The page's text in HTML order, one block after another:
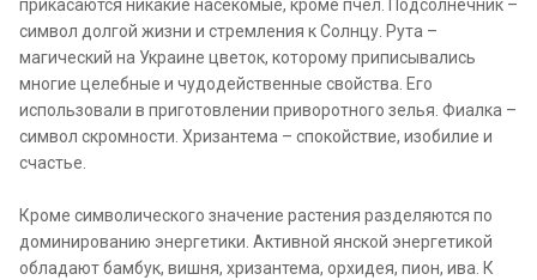
прикасаются никакие насекомые, кроме пчёл. Подсолнечник –
символ долгой жизни и стремления к Солнцу. Рута –
магический на Украине цветок, которому приписывались
многие целебные и чудодейственные свойства. Его
использовали в приготовлении приворотного зелья. Фиалка –
символ скромности. Хризантема – спокойствие, изобилие и
счастье.
Кроме символического значение растения разделяются по
доминированию энергетики. Активной янской энергетикой
обладают бамбук, вишня, хризантема, орхидея, пион, ива. К